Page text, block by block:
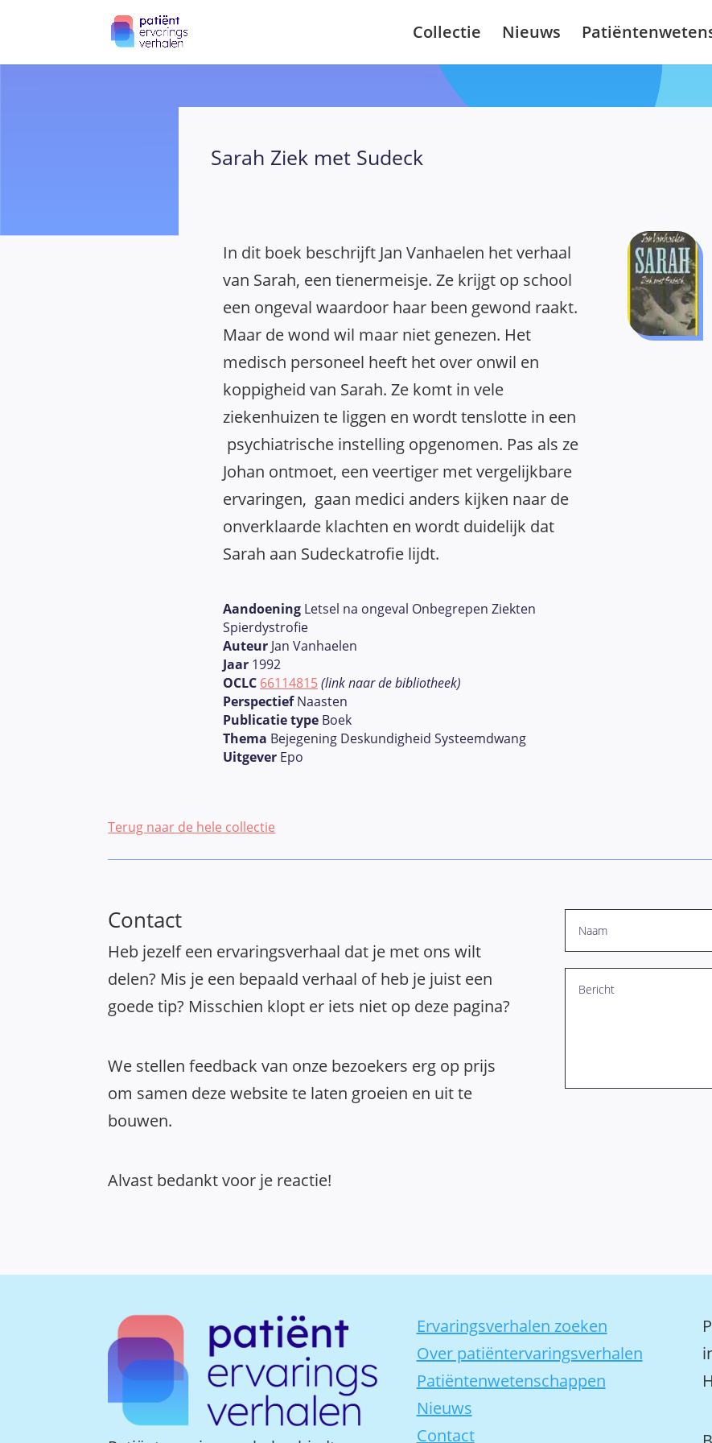
Collectie Nieuws
Sarah Ziek met Sudeck
In dit boek beschrijft Jan Vanhaelen het verhaal
van Sarah, een tienermeisje. Ze krijgt op school
een ongeval waardoor haar been gewond raakt.
Maar de wond wil maar niet genezen. Het
medisch personeel heeft het over onwil en
koppigheid van Sarah. Ze komt in vele
ziekenhuizen te liggen en wordt tenslotte in een
psychiatrische instelling opgenomen. Pas als ze
Johan ontmoet, een veertiger met vergelijkbare
ervaringen, gaan medici anders kijken naar de
onverklaarde klachten en wordt duidelijk dat
Sarah aan Sudeckatrofie lijdt.
Aandoening Letsel na ongeval Onbegrepen Ziekten
Spierdystrofie
Auteur Jan Vanhaelen
Jaar 1992
OCLC 66114815(link naar de bibliotheek)
PerspectiefNaasten
Publicatie type Boek
Thema Bejegening Deskundigheid Systeemdwang
Uitgever Epo
Terug naar de hele collectie
Contact
Heb jezelf een ervaringsverhaal dat je met ons wilt
delen? Mis je een bepaald verhaal of heb je juist een
goede tip? Misschien klopt er iets niet op deze pagina?
We stellen feedback van onze bezoekers erg op prijs
om samen deze website te laten groeien en uit te
bouwen.
Alvast bedankt voor je reactie!
Ervaringsverhalen zoeken
Over patiëntervaringsverhalen
Patiëntenwetenschappen
Nieuws
Contact